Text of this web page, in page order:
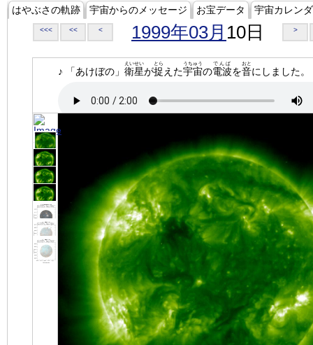
はやぶさの軌跡 宇宙からのメッセージ お宝データ 宇宙カレン
<<< << < 1999年03月 10日 >
♪ 「あけぼの」 衛星
えいせい
が捉
とら
えた宇宙
うちゅう
の電波
でんぱ
を音
おと
にしました。